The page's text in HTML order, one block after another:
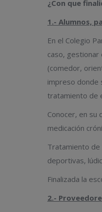
¿Con que
1.- Alumnos,
En el Colegio
caso, gestionar
(comedor,
impreso donde
tratamiento de
Conocer, en su
medicación
Tratamiento de
deportivas,
Finalizada la
2.-